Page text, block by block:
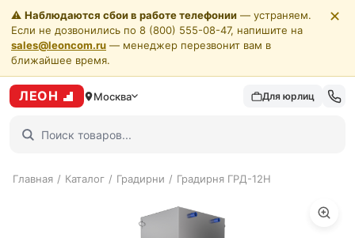
⚠️ Наблюдаются сбои в работе телефонии — устраняем.
Если не дозвонились по 8 (800) 555-08-47, напишите на
sales@leoncom.ru — менеджер перезвонит вам в
ближайшее время.
✕
ЛЕОН Москва Для юрлиц
Главная / Каталог / Градирни / Градирня ГРД-12H